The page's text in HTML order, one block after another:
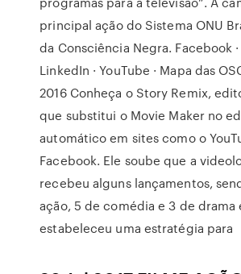
principal ação do Sistema ONU
da Consciência Negra. Facebook
LinkedIn · YouTube · Mapa das
2016 Conheça o Story Remix,
que substitui o Movie Maker no
automático em sites como o
Facebook. Ele soube que a
recebeu alguns lançamentos,
ação, 5 de comédia e 3 de drama
estabeleceu uma estratégia para